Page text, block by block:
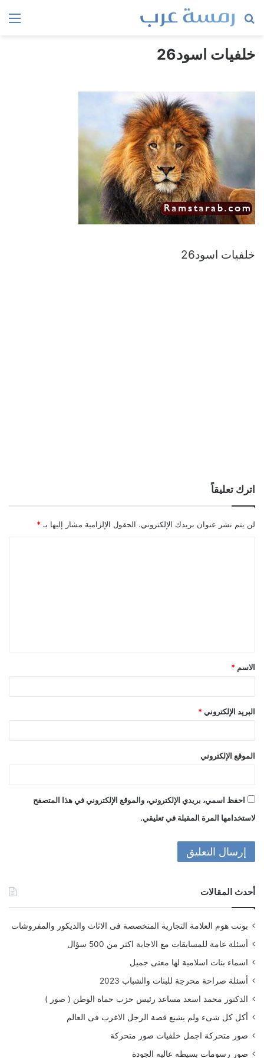
بحث
خلفيات اسود26
خلفيات اسود26
اترك تعليقاً
لن يتم نشر عنوان بريدك الإلكتروني. الحقول الإلزامية مشار إليها بـ *
ق
*
الاسم *
البريد الإلكتروني *
الموقع الإلكتروني
احفظ اسمي، بريدي الإلكتروني، والموقع الإلكتروني في هذا المتصفح
لاستخدامها المرة المقبلة في تعليقي.
أحدث المقالات
بونت هوم العلامة التجارية المتخصصة فى الاثاث والديكور والمفروشات
أسئلة عامة للمسابقات مع الاجابة اكثر من 500 سؤال
اسماء بنات اسلامية لها معنى جميل
أسئلة صراحة محرجة للبنات والشباب 2023
الدكتور محمد اسعد مساعد رئيس حزب حماة الوطن ( صور )
أكل كل شىء ولم يشبع قصة الرجل الاغرب فى العالم
صور متحركة اجمل خلفيات صور متحركة
صور رسومات بسيطه عاليه الجودة